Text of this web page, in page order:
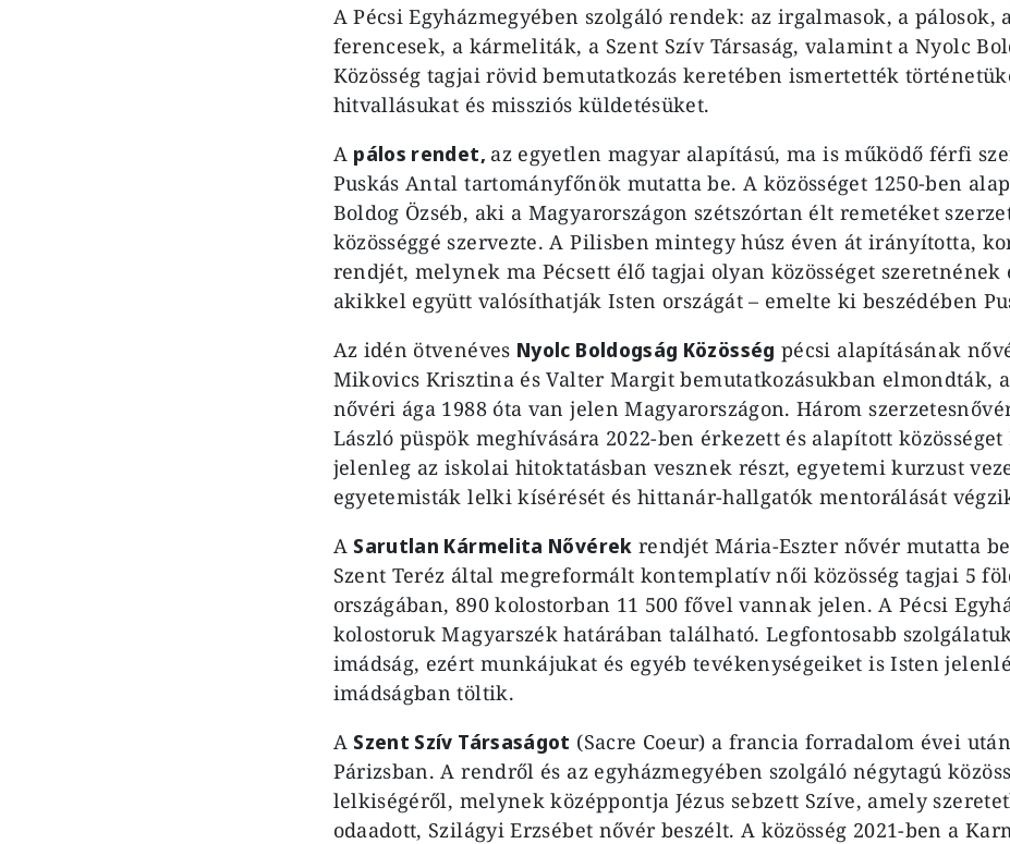
A Pécsi Egyházmegyében szolgáló rendek: az irgalmasok, a pálosok,
ferencesek, a kármeliták, a Szent Szív Társaság, valamint a Nyolc
Közösség tagjai rövid bemutatkozás keretében ismertették
hitvallásukat és missziós küldetésüket.
A pálos rendet, az egyetlen magyar alapítású, ma is működő férfi
Puskás Antal tartományfőnök mutatta be. A közösséget 1250-ben
Boldog Özséb, aki a Magyarországon szétszórtan élt remetéket
közösséggé szervezte. A Pilisben mintegy húsz éven át irányította,
rendjét, melynek ma Pécsett élő tagjai olyan közösséget szeretnének
akikkel együtt valósíthatják Isten országát – emelte ki beszédében
Az idén ötvenéves Nyolc Boldogság Közösség pécsi alapításának
Mikovics Krisztina és Valter Margit bemutatkozásukban elmondták, a
nővéri ága 1988 óta van jelen Magyarországon. Három
László püspök meghívására 2022-ben érkezett és alapított közösséget
jelenleg az iskolai hitoktatásban vesznek részt, egyetemi kurzust
egyetemisták lelki kísérését és hittanár-hallgatók mentorálását
A Sarutlan Kármelita Nővérek rendjét Mária-Eszter nővér mutatta
Szent Teréz által megreformált kontemplatív női közösség tagjai 5
országában, 890 kolostorban 11 500 fővel vannak jelen. A Pécsi
kolostoruk Magyarszék határában található. Legfontosabb
imádság, ezért munkájukat és egyéb tevékenységeiket is Isten
imádságban töltik.
A Szent Szív Társaságot (Sacre Coeur) a francia forradalom évei
Párizsban. A rendről és az egyházmegyében szolgáló négytagú
lelkiségéről, melynek középpontja Jézus sebzett Szíve, amely
odaadott, Szilágyi Erzsébet nővér beszélt. A közösség 2021-ben a